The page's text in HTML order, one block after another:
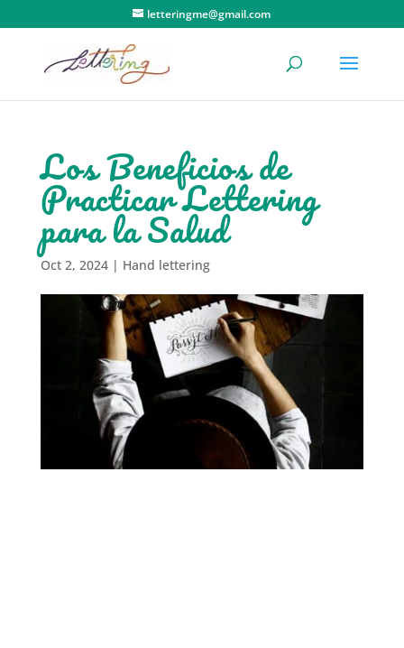
letteringme@gmail.com
Los Beneficios de
Practicar Lettering
para la Salud
Oct 2, 2024| Hand lettering